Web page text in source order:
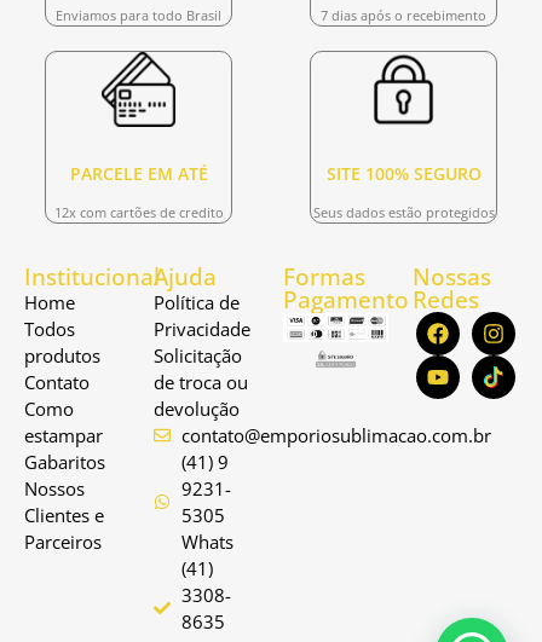
Enviamos para todo Brasil 7 dias após o recebimento
PARCELE EM ATÉ
12x com cartões de credito
SITE 100% SEGURO
Seus dados estão protegidos
Institucional
Home
Todos
produtos
Contato
Como
estampar
Gabaritos
Nossos
Clientes e
Parceiros
Ajuda
Política de
Privacidade
Solicitação
de troca ou
devolução
contato@emporiosublimacao.com.br
(41) 9
9231-
5305
Whats
(41)
3308-
8635
Formas
Pagamento
Nossas
Redes